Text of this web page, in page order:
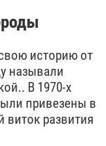
историю от
называли
В 1970-х
привезены в
развития